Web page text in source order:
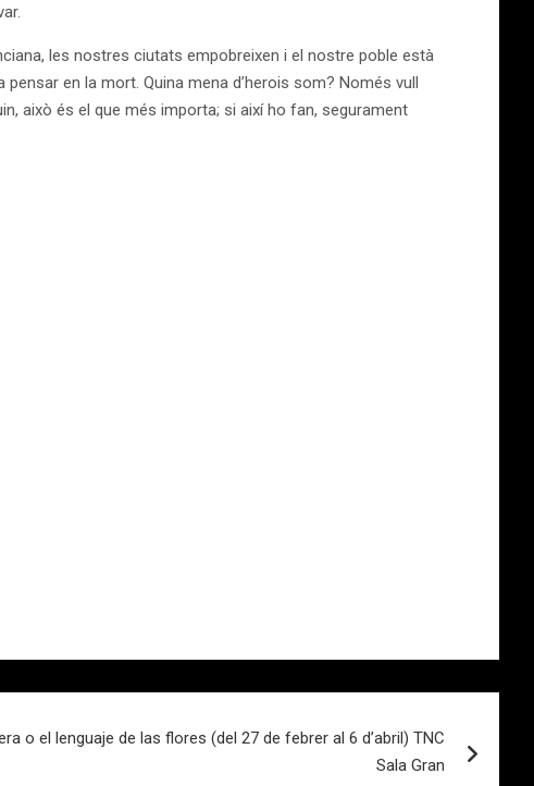
les nostres ciutats empobreixen i el nostre poble està
en la mort. Quina mena d’herois som? Només vull
això és el que més importa; si així ho fan, segurament
o el lenguaje de las flores (del 27 de febrer al 6 d’abril) TNC
Sala Gran